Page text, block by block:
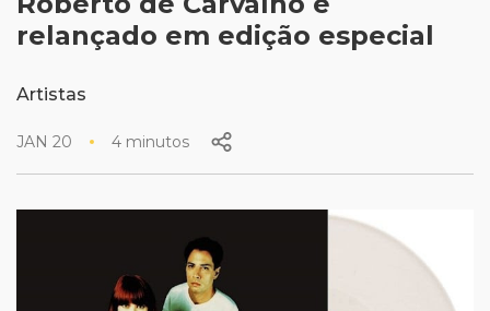
relançado em edição especial
Artistas
JAN 20 4 minutos